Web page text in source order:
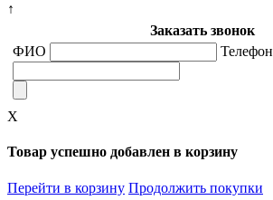
↑
Заказать звонок
ФИО
Телефон
X
Товар успешно добавлен в корзину
Перейти в корзину Продолжить покупки